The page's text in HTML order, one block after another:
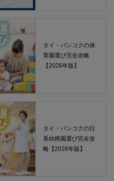
タイ・バンコクの保
育園選び完全攻略
【2026年版】
タイ・バンコクの日
系幼稚園選び完全攻
略【2026年版】